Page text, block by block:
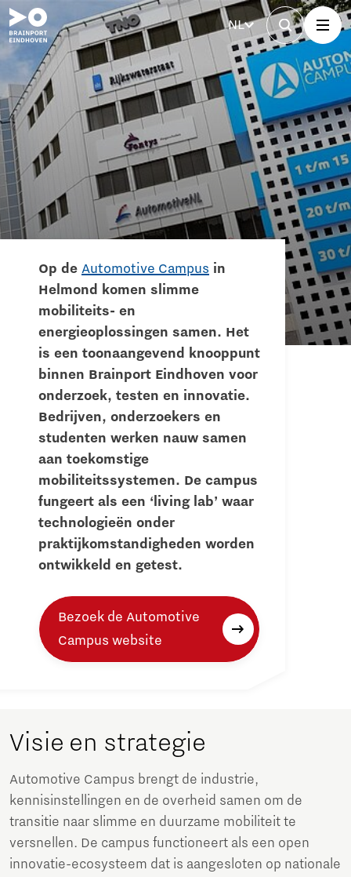
NL
Op de Automotive Campus in
Helmond komen slimme
mobiliteits- en
energieoplossingen samen. Het
is een toonaangevend knooppunt
binnen Brainport Eindhoven voor
onderzoek, testen en innovatie.
Bedrijven, onderzoekers en
studenten werken nauw samen
aan toekomstige
mobiliteitssystemen. De campus
fungeert als een ‘living lab’ waar
technologieën onder
praktijkomstandigheden worden
ontwikkeld en getest.
Bezoek de Automotive
Campus website
Visie en strategie
Automotive Campus brengt de industrie,
kennisinstellingen en de overheid samen om de
transitie naar slimme en duurzame mobiliteit te
versnellen. De campus functioneert als een open
innovatie-ecosysteem dat is aangesloten op nationale